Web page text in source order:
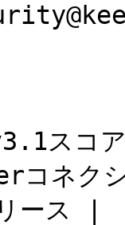
v3.1
コネク
ース |